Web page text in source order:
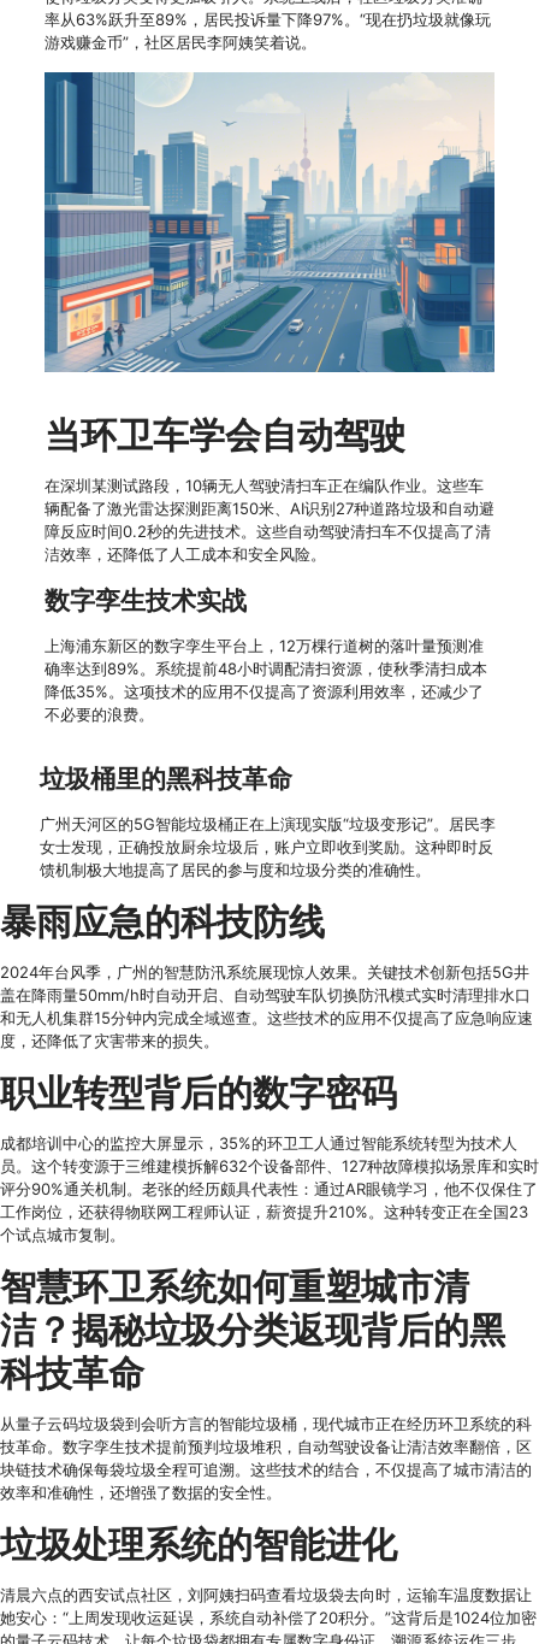
率从63%跃升至89%，居民投诉量下降97%。“现在扔垃圾就像玩
游戏赚金币”，社区居民李阿姨笑着说。
当环卫车学会自动驾驶
在深圳某测试路段，10辆无人驾驶清扫车正在编队作业。这些车
辆配备了激光雷达探测距离150米、AI识别27种道路垃圾和自动避
障反应时间0.2秒的先进技术。这些自动驾驶清扫车不仅提高了清
洁效率，还降低了人工成本和安全风险。
数字孪生技术实战
上海浦东新区的数字孪生平台上，12万棵行道树的落叶量预测准
确率达到89%。系统提前48小时调配清扫资源，使秋季清扫成本
降低35%。这项技术的应用不仅提高了资源利用效率，还减少了
不必要的浪费。
垃圾桶里的黑科技革命
广州天河区的5G智能垃圾桶正在上演现实版“垃圾变形记”。居民李
女士发现，正确投放厨余垃圾后，账户立即收到奖励。这种即时反
馈机制极大地提高了居民的参与度和垃圾分类的准确性。
暴雨应急的科技防线
2024年台风季，广州的智慧防汛系统展现惊人效果。关键技术创新包括5G井
盖在降雨量50mm/h时自动开启、自动驾驶车队切换防汛模式实时清理排水口
和无人机集群15分钟内完成全域巡查。这些技术的应用不仅提高了应急响应速
度，还降低了灾害带来的损失。
职业转型背后的数字密码
成都培训中心的监控大屏显示，35%的环卫工人通过智能系统转型为技术人
员。这个转变源于三维建模拆解632个设备部件、127种故障模拟场景库和实时
评分90%通关机制。老张的经历颇具代表性：通过AR眼镜学习，他不仅保住了
工作岗位，还获得物联网工程师认证，薪资提升210%。这种转变正在全国23
个试点城市复制。
智慧环卫系统如何重塑城市清
洁？揭秘垃圾分类返现背后的黑
科技革命
从量子云码垃圾袋到会听方言的智能垃圾桶，现代城市正在经历环卫系统的科
技革命。数字孪生技术提前预判垃圾堆积，自动驾驶设备让清洁效率翻倍，区
块链技术确保每袋垃圾全程可追溯。这些技术的结合，不仅提高了城市清洁的
效率和准确性，还增强了数据的安全性。
垃圾处理系统的智能进化
清晨六点的西安试点社区，刘阿姨扫码查看垃圾袋去向时，运输车温度数据让
她安心：“上周发现收运延误，系统自动补偿了20积分。”这背后是1024位加密